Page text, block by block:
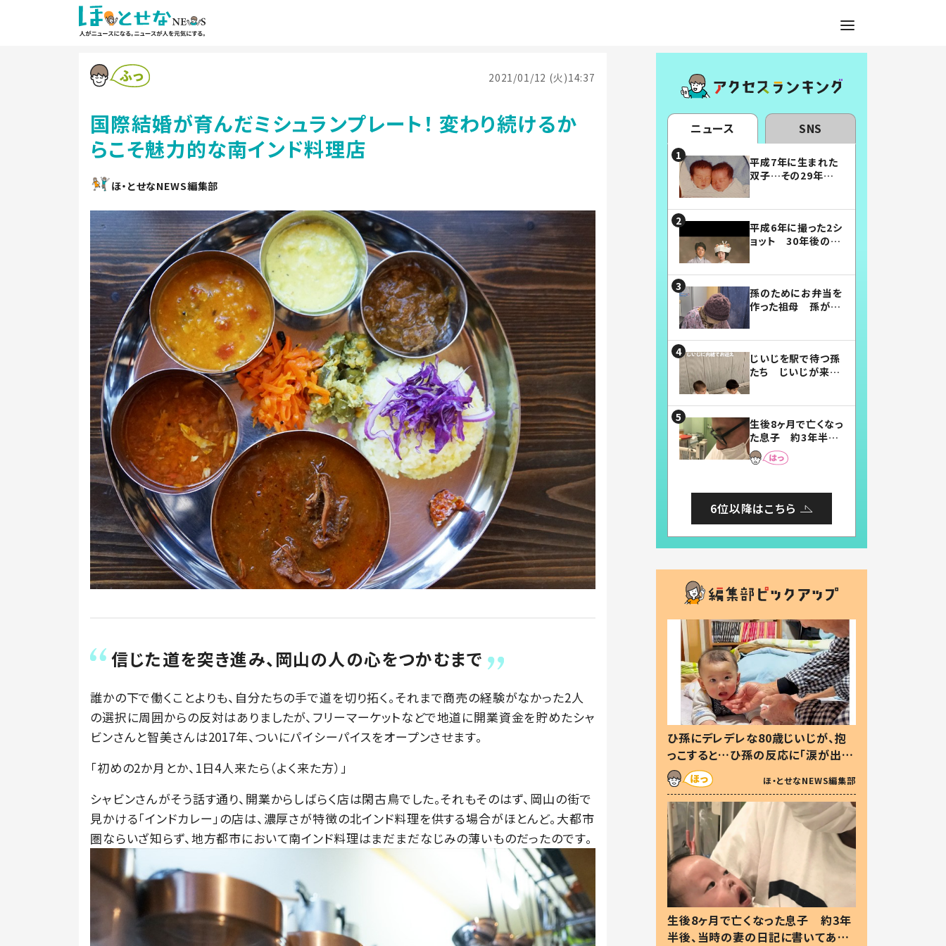
2021/01/12 (火)14:37
国際結婚が育んだミシュランプレート！ 変わり続けるか
らこそ魅力的な南インド料理店
ほ・とせなNEWS編集部
信じた道を突き進み、岡山の人の心をつかむまで
誰かの下で働くことよりも、自分たちの手で道を切り拓く。それまで商売の経験がなかった2人
の選択に周囲からの反対はありましたが、フリーマーケットなどで地道に開業資金を貯めたシャ
ビンさんと智美さんは2017年、ついにパイシーパイスをオープンさせます。
「初めの2か月とか、1日4人来たら（よく来た方）」
シャビンさんがそう話す通り、開業からしばらく店は閑古鳥でした。それもそのはず、岡山の街で
見かける「インドカレー」の店は、濃厚さが特徴の北インド料理を供する場合がほとんど。大都市
圏ならいざ知らず、地方都市において南インド料理はまだまだなじみの薄いものだったのです。
ニュース SNS
平成7年に生まれた
双子…その29年後
平成6年に撮った2シ
ョット 30年後の姿
孫のためにお弁当を
作った祖母 孫が絶
じいじを駅で待つ孫
たち じいじが来た
まらない」「幸せにな
れる」
生後8ヶ月で亡くなっ
た息子 約3年半
後、当時の妻の日記
に書いてあった本音
6位以降はこちら
ひ孫にデレデレな80歳じいじが、抱
っこすると…ひ孫の反応に「涙が出ま
した」「可愛くて仕方ない」
ほ・とせなNEWS編集部
生後8ヶ月で亡くなった息子 約3年
半後、当時の妻の日記に書いてあっ